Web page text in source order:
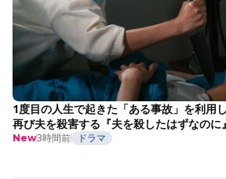
1度目の人生で起きた「ある事故」を利用
再び夫を殺害する『夫を殺したはずなのに
New3時間前 ドラマ